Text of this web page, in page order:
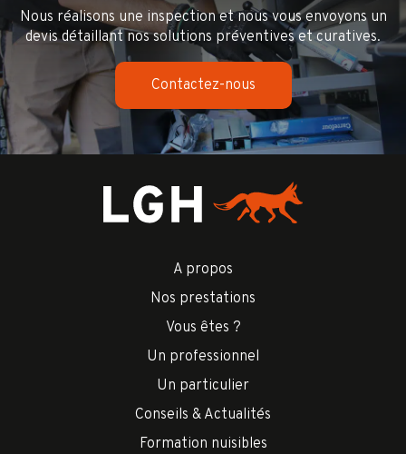
Nous réalisons une inspection et nous vous envoyons un
devis détaillant nos solutions préventives et curatives.
Contactez-nous
A propos
Nos prestations
Vous êtes ?
Un professionnel
Un particulier
Conseils & Actualités
Formation nuisibles